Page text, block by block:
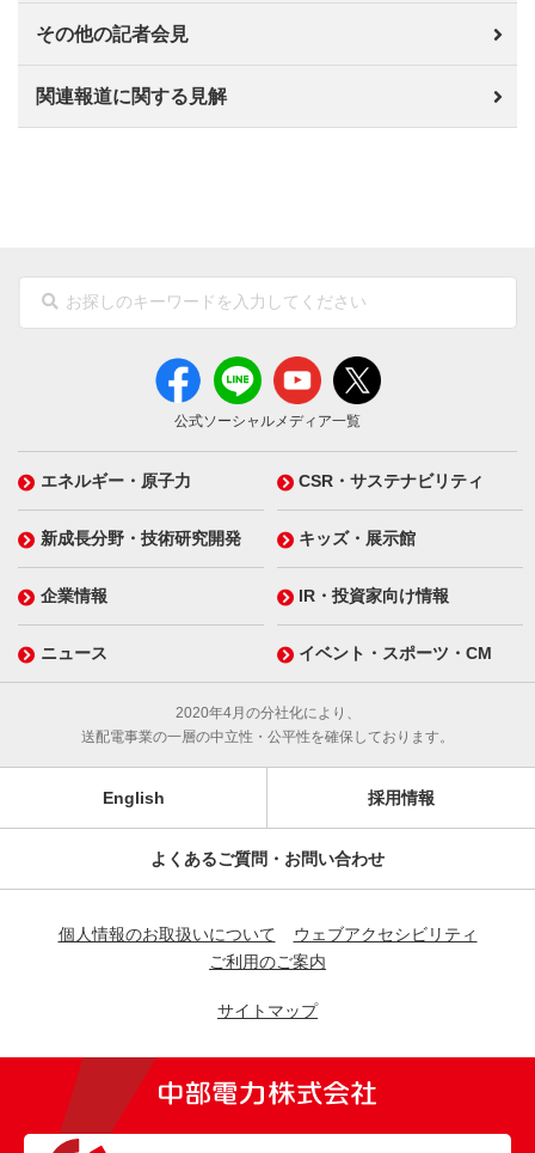
その他の記者会見
関連報道に関する見解
公式ソーシャルメディア一覧
エネルギー・原子力 CSR・サステナビリティ
新成長分野・技術研究開発 キッズ・展示館
企業情報 IR・投資家向け情報
ニュース イベント・スポーツ・CM
2020年4月の分社化により、
送配電事業の一層の中立性・公平性を確保しております。
English 採用情報
よくあるご質問・お問い合わせ
個人情報のお取扱いについて
ウェブアクセシビリティ
ご利用のご案内
サイトマップ